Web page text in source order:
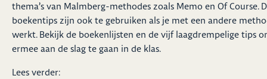
thema’s van Malmberg-methodes zoals Memo en Of Course.
boekentips zijn ook te gebruiken als je met een andere
werkt. Bekijk de boekenlijsten en de vijf laagdrempelige tips
ermee aan de slag te gaan in de klas.
Lees verder: